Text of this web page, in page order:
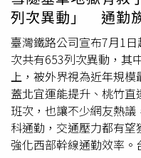
續南下行程，後續相關
理。
列次異動」 通勤
臺灣鐵路公司宣布7月1
次共有653列次異動，其
上，被外界視為近年規
蓋北宜運能提升、桃竹
班次，也讓不少網友熱
科通勤，交通壓力都有
強化西部幹線通勤效率